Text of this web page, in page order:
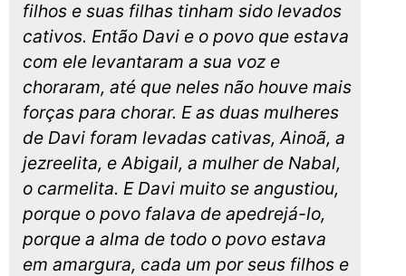
filhos e suas filhas tinham sido levados
cativos. Então Davi e o povo que estava
com ele levantaram a sua voz e
choraram, até que neles não houve mais
forças para chorar. E as duas mulheres
de Davi foram levadas cativas, Ainoã, a
jezreelita, e Abigail, a mulher de Nabal,
o carmelita. E Davi muito se angustiou,
porque o povo falava de apedrejá-lo,
porque a alma de todo o povo estava
em amargura, cada um por seus filhos e